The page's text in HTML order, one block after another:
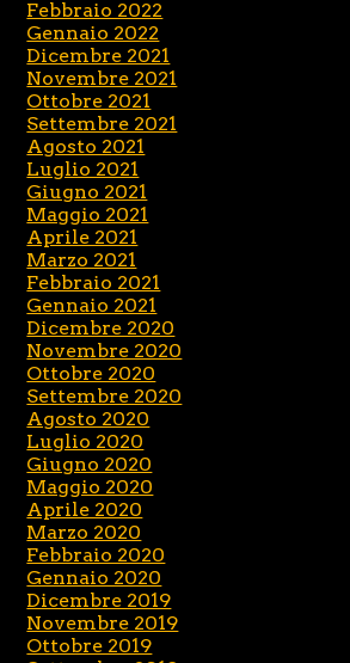
Febbraio 2022
Gennaio 2022
Dicembre 2021
Novembre 2021
Ottobre 2021
Settembre 2021
Agosto 2021
Luglio 2021
Giugno 2021
Maggio 2021
Aprile 2021
Marzo 2021
Febbraio 2021
Gennaio 2021
Dicembre 2020
Novembre 2020
Ottobre 2020
Settembre 2020
Agosto 2020
Luglio 2020
Giugno 2020
Maggio 2020
Aprile 2020
Marzo 2020
Febbraio 2020
Gennaio 2020
Dicembre 2019
Novembre 2019
Ottobre 2019